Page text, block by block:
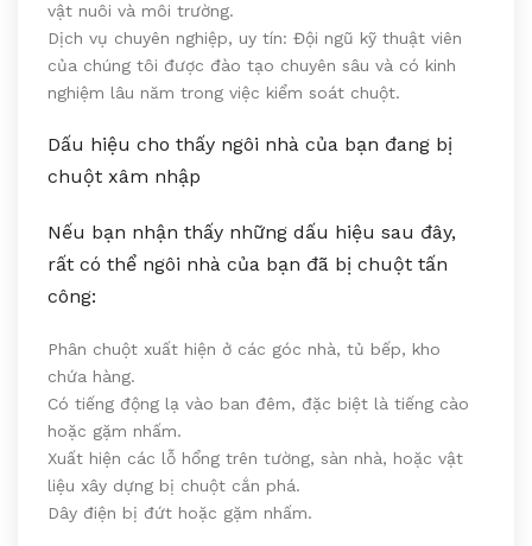
vật nuôi và môi trường.
Dịch vụ chuyên nghiệp, uy tín: Đội ngũ kỹ thuật viên
của chúng tôi được đào tạo chuyên sâu và có kinh
nghiệm lâu năm trong việc kiểm soát chuột.
Dấu hiệu cho thấy ngôi nhà của bạn đang bị
chuột xâm nhập
Nếu bạn nhận thấy những dấu hiệu sau đây,
rất có thể ngôi nhà của bạn đã bị chuột tấn
công:
Phân chuột xuất hiện ở các góc nhà, tủ bếp, kho
chứa hàng.
Có tiếng động lạ vào ban đêm, đặc biệt là tiếng cào
hoặc gặm nhấm.
Xuất hiện các lỗ hổng trên tường, sàn nhà, hoặc vật
liệu xây dựng bị chuột cắn phá.
Dây điện bị đứt hoặc gặm nhấm.